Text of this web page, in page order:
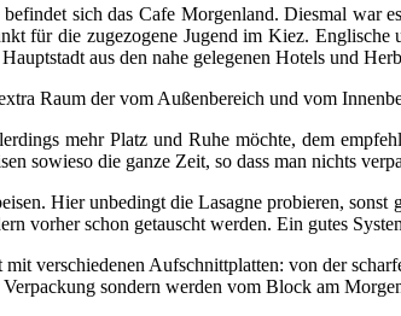
sich das Cafe Morgenland. Diesmal war
für die zugezogene Jugend im Kiez.
aus den nahe gelegenen Hotels und
Raum der vom Außenbereich und vom
mehr Platz und Ruhe möchte, dem
sowieso die ganze Zeit, so dass man nichts
Hier unbedingt die Lasagne probieren,
vorher schon getauscht werden. Ein gutes
verschiedenen Aufschnittplatten: von der
sondern werden vom Block am